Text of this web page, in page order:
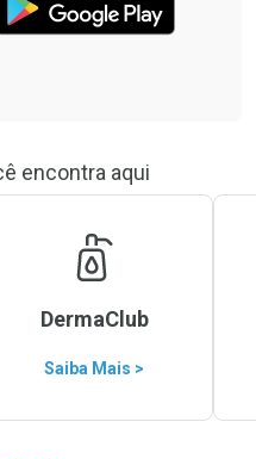
encontra aqui
DermaClub
Saiba Mais >